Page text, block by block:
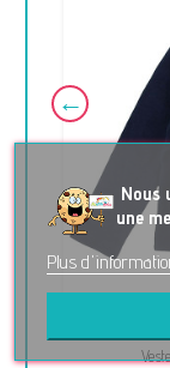
Nous
une
Plus